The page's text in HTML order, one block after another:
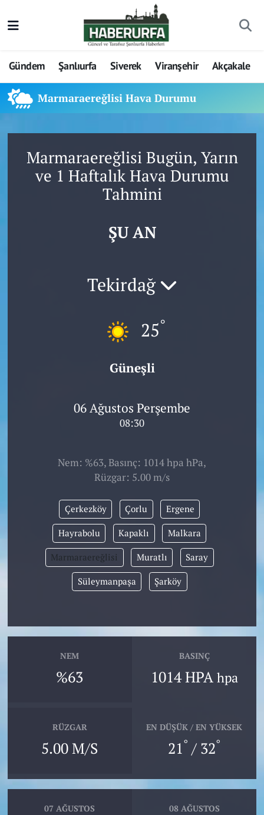
Gündem Şanlıurfa Siverek Viranşehir Akçakale
Marmaraereğlisi Hava Durumu
Marmaraereğlisi Bugün, Yarın
ve 1 Haftalık Hava Durumu
Tahmini
ŞU AN
Tekirdağ
25°
Güneşli
06 Ağustos Perşembe
08:30
Nem: %63, Basınç: 1014 hpa hPa,
Rüzgar: 5.00 m/s
Çerkezköy Çorlu Ergene
Hayrabolu Kapaklı Malkara
Marmaraereğlisi Muratlı Saray
Süleymanpaşa Şarköy
NEM
%63
BASINÇ
1014 HPA hpa
RÜZGAR
5.00 M/S
EN DÜŞÜK / EN YÜKSEK
21° / 32°
07 AĞUSTOS
08 AĞUSTOS